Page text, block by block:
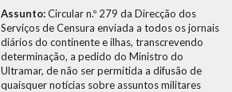
Assunto:Circular n.º 279 da Direcção dos
Serviços de Censura enviada a todos os jornais
diários do continente e ilhas, transcrevendo
determinação, a pedido do Ministro do
Ultramar, de não ser permitida a difusão de
quaisquer notícias sobre assuntos militares